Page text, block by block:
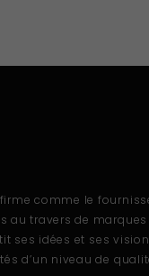
comme le
au travers de
ses idées et ses
d’un niveau de